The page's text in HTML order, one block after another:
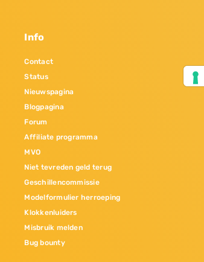
Info
Contact
Status
Nieuwspagina
Blogpagina
Forum
Affiliate programma
MVO
Niet tevreden geld terug
Geschillencommissie
Modelformulier herroeping
Klokkenluiders
Misbruik melden
Bug bounty